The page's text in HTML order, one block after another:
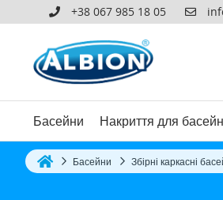
+38 067 985 18 05
Басейни Накриття для
Басейни Збірні каркасні